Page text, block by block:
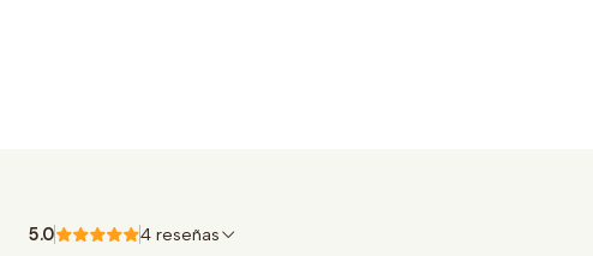
5.0 4 reseñas